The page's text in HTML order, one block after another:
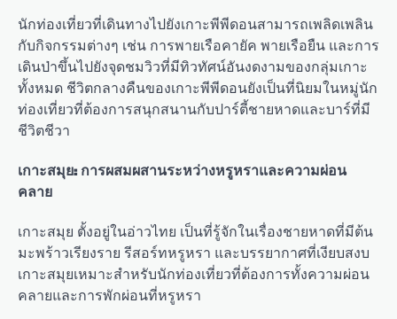
นักท่องเที่ยวที่เดินทางไปยังเกาะพีพีดอนสามารถเพลิดเพลิน
กับกิจกรรมต่างๆ เช่น การพายเรือคายัค พายเรือยืน และการ
เดินป่าขึ้นไปยังจุดชมวิวที่มีทิวทัศน์อันงดงามของกลุ่มเกาะ
ทั้งหมด ชีวิตกลางคืนของเกาะพีพีดอนยังเป็นที่นิยมในหมู่นัก
ท่องเที่ยวที่ต้องการสนุกสนานกับปาร์ตี้ชายหาดและบาร์ที่มี
ชีวิตชีวา
เกาะสมุย: การผสมผสานระหว่างหรูหราและความผ่อน
คลาย
เกาะสมุย ตั้งอยู่ในอ่าวไทย เป็นที่รู้จักในเรื่องชายหาดที่มีต้น
มะพร้าวเรียงราย รีสอร์ทหรูหรา และบรรยากาศที่เงียบสงบ
เกาะสมุยเหมาะสำหรับนักท่องเที่ยวที่ต้องการทั้งความผ่อน
คลายและการพักผ่อนที่หรูหรา